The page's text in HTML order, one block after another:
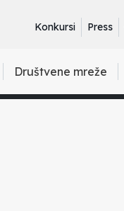
Konkursi Press
Društvene mreže